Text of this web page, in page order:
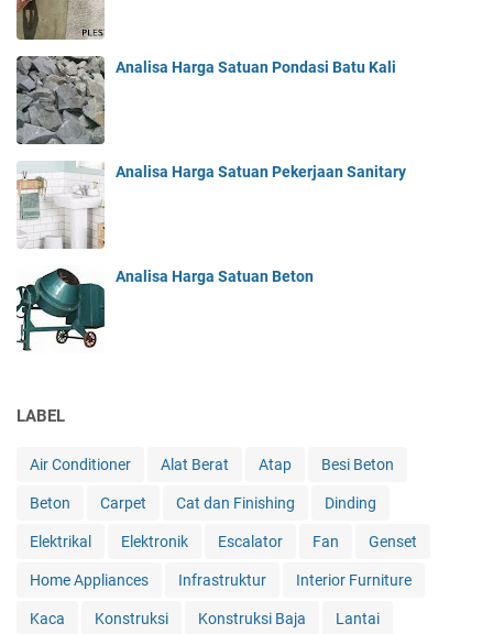
Analisa Harga Satuan Pondasi Batu Kali
Analisa Harga Satuan Pekerjaan Sanitary
Analisa Harga Satuan Beton
LABEL
Air Conditioner Alat Berat Atap Besi Beton
Beton Carpet Cat dan Finishing Dinding
Elektrikal Elektronik Escalator Fan Genset
Home Appliances Infrastruktur Interior Furniture
Kaca Konstruksi Konstruksi Baja Lantai